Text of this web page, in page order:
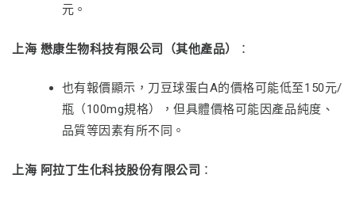
元。
上海 懋康生物科技有限公司（其他產品） ：
也有報價顯示，刀豆球蛋白A的價格可能低至150元/
瓶（100mg規格），但具體價格可能因產品純度、
品質等因素有所不同。
上海 阿拉丁生化科技股份有限公司 ：